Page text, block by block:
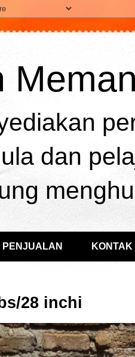
dan
PENJUALAN
28 inchi